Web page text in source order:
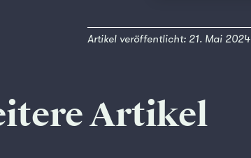
Artikel veröffentlicht: 21. Mai 2024
Artikel